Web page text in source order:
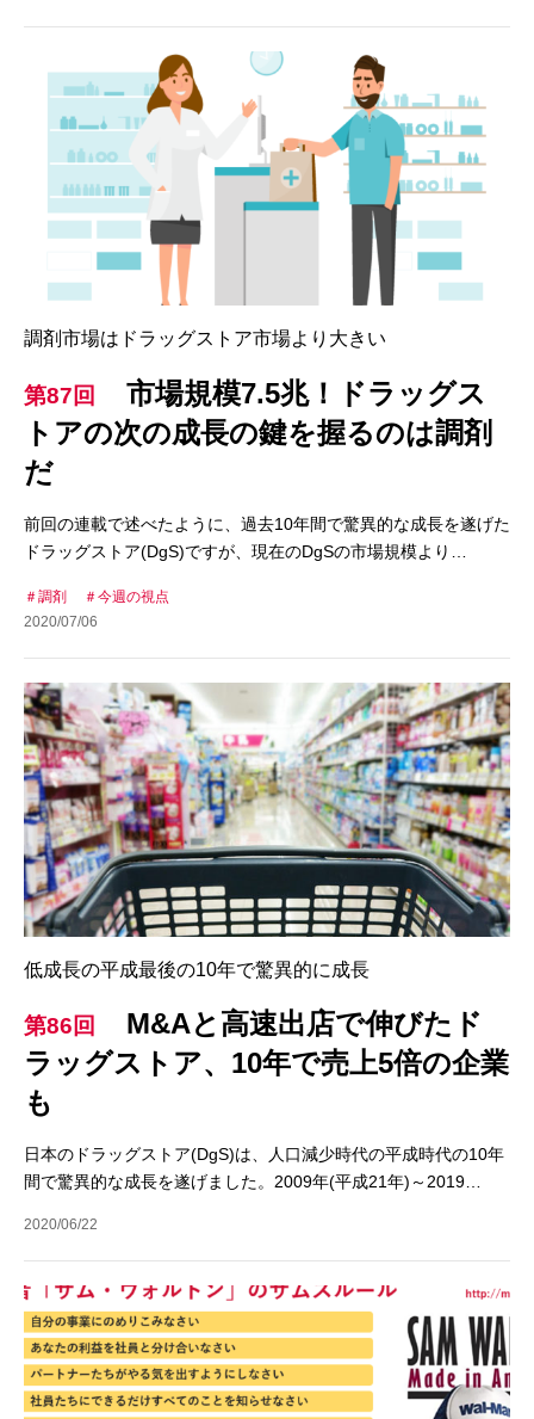
調剤市場はドラッグストア市場より大きい
第87回
市場規模7.5兆！ドラッグス
トアの次の成長の鍵を握るのは調剤
だ
前回の連載で述べたように、過去10年間で驚異的な成長を遂げた
ドラッグストア(DgS)ですが、現在のDgSの市場規模より…
調剤
今週の視点
2020/07/06
低成長の平成最後の10年で驚異的に成長
第86回
M&Aと高速出店で伸びたド
ラッグストア、10年で売上5倍の企業
も
日本のドラッグストア(DgS)は、人口減少時代の平成時代の10年
間で驚異的な成長を遂げました。2009年(平成21年)～2019…
2020/06/22